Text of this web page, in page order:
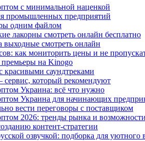
с минимальной наценкой
промышленных предприятий
одним файлом
лакорны смотреть онлайн бесплатно
выходные смотреть онлайн
как мониторить цены и не
на Kinogo
красивыми саундтреками
сервис, который рекомендуют
Украина: всё что нужно
Украина для начинающих
вести переговоры с поставщиком
2026: тренды рынка и возможности
контент-стратегии
озвучкой: подборка для уютного